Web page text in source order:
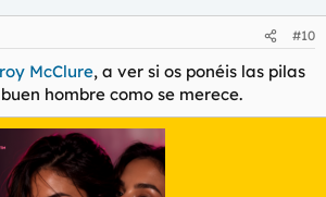
#10
McClure, a ver si os ponéis las pilas
hombre como se merece.